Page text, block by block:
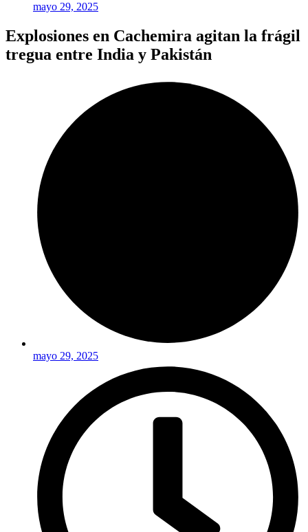
mayo 29, 2025
Explosiones en Cachemira agitan la frágil
tregua entre India y Pakistán
mayo 29, 2025